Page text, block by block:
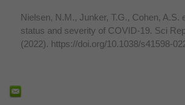
Nielsen, N.M., Junker, T.G., Cohen, A.S.
status and severity of COVID-19. Sci
(2022). https://doi.org/10.1038/s41598-